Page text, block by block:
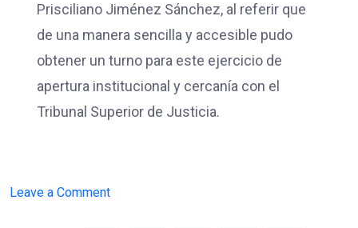
Prisciliano Jiménez Sánchez, al referir que
de una manera sencilla y accesible pudo
obtener un turno para este ejercicio de
apertura institucional y cercanía con el
Tribunal Superior de Justicia.
Leave a Commenton